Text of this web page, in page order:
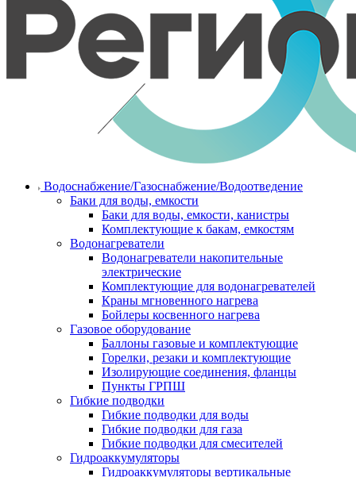
Водоснабжение/Газоснабжение/Водоотведение
Баки для воды, емкости
Баки для воды, емкости, канистры
Комплектующие к бакам, емкостям
Водонагреватели
Водонагреватели накопительные
электрические
Комплектующие для водонагревателей
Краны мгновенного нагрева
Бойлеры косвенного нагрева
Газовое оборудование
Баллоны газовые и комплектующие
Горелки, резаки и комплектующие
Изолирующие соединения, фланцы
Пункты ГРПШ
Гибкие подводки
Гибкие подводки для воды
Гибкие подводки для газа
Гибкие подводки для смесителей
Гидроаккумуляторы
Гидроаккумуляторы вертикальные